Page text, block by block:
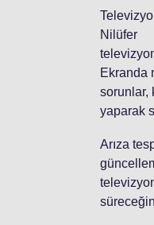
Nilüfer
Ekranda
sorunlar,
yaparak
Arıza